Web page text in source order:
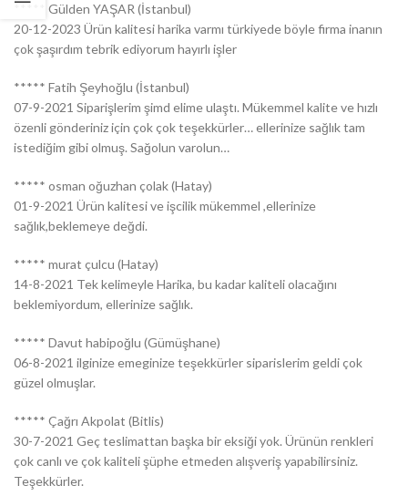
***** Gülden YAŞAR (İstanbul)
20-12-2023 Ürün kalitesi harika varmı türkiyede böyle firma inanın
çok şaşırdım tebrik ediyorum hayırlı işler
***** Fatih Şeyhoğlu (İstanbul)
07-9-2021 Siparişlerim şimd elime ulaştı. Mükemmel kalite ve hızlı
özenli gönderiniz için çok çok teşekkürler… ellerinize sağlık tam
istediğim gibi olmuş. Sağolun varolun…
***** osman oğuzhan çolak (Hatay)
01-9-2021 Ürün kalitesi ve işcilik mükemmel ,ellerinize
sağlık,beklemeye değdi.
***** murat çulcu (Hatay)
14-8-2021 Tek kelimeyle Harika, bu kadar kaliteli olacağını
beklemiyordum, ellerinize sağlık.
***** Davut habipoğlu (Gümüşhane)
06-8-2021 ilginize emeginize teşekkürler siparislerim geldi çok
güzel olmuşlar.
***** Çağrı Akpolat (Bitlis)
30-7-2021 Geç teslimattan başka bir eksiği yok. Ürünün renkleri
çok canlı ve çok kaliteli şüphe etmeden alışveriş yapabilirsiniz.
Teşekkürler.